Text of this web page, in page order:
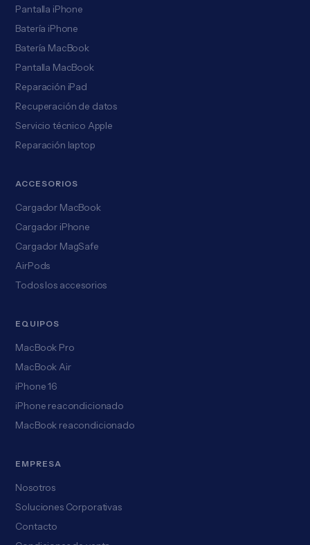
Pantalla iPhone
Batería iPhone
Batería MacBook
Pantalla MacBook
Reparación iPad
Recuperación de datos
Servicio técnico Apple
Reparación laptop
ACCESORIOS
Cargador MacBook
Cargador iPhone
Cargador MagSafe
AirPods
Todos los accesorios
EQUIPOS
MacBook Pro
MacBook Air
iPhone 16
iPhone reacondicionado
MacBook reacondicionado
EMPRESA
Nosotros
Soluciones Corporativas
Contacto